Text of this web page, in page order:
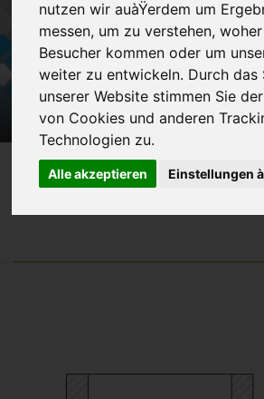
nutzen wir auàŸerdem um
messen, um zu verstehen,
Besucher kommen oder um
weiter zu entwickeln. Durch das
unserer Website stimmen Sie
von Cookies und anderen
Technologien zu.
Alle akzeptieren Einstellungen